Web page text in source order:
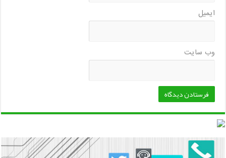
ایمیل
وب‌ سایت